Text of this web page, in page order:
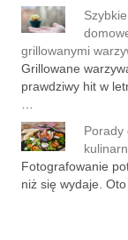
grillowanymi
Grillowane
prawdziwy hit w
Porady
Fotografowanie
niż się wydaje.